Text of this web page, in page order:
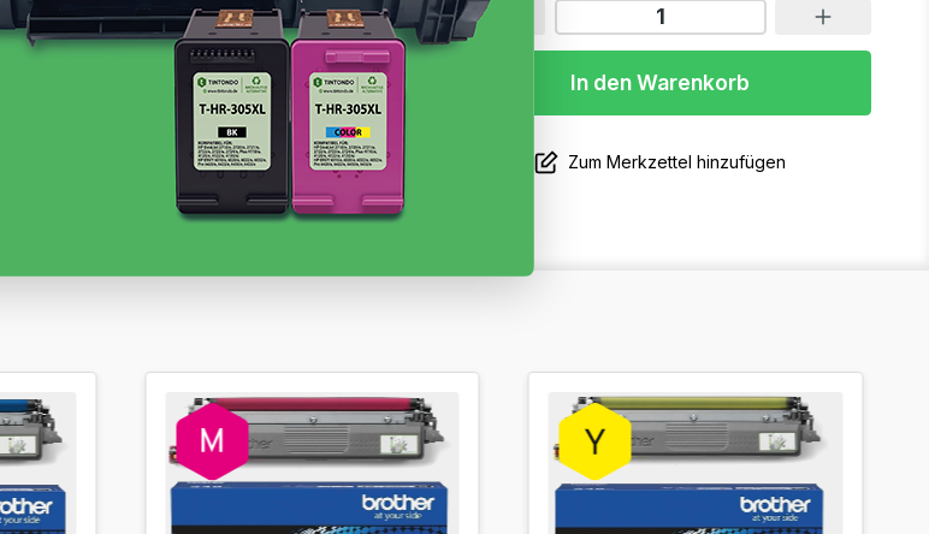
Sofort verfügbar, Lieferzeit: 1-2 Werktage
Sofort verfügbar, Lieferzeit: 1-2 Werktage
Sofort verfügbar, Lieferzeit: 1-2 Werktage
Weitere Variationen anzeigen
In den Warenkorb
Zum Merkzettel hinzufügen